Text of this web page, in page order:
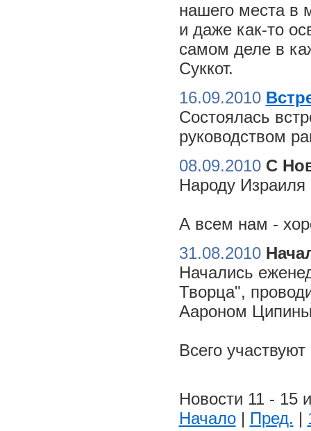
нашего места в
и даже как-то
самом деле в
Суккот.
16.09.2010
Состоялась
руководством
08.09.2010 С
Народу Израиля
А всем нам -
31.08.2010
Начались
Творца",
Аароном
Всего
Новости 11 - 15
Начало| Пред. |